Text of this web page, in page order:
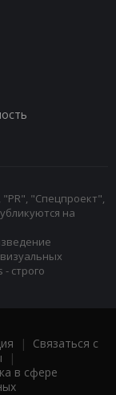
"Спецпроект",
на
строго
| Связаться с
|
в сфере